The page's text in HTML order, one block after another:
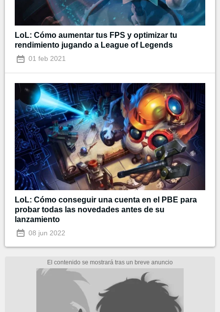
LoL: Cómo aumentar tus FPS y optimizar tu
rendimiento jugando a League of Legends
01 feb 2021
LoL: Cómo conseguir una cuenta en el PBE para
probar todas las novedades antes de su
lanzamiento
08 jun 2022